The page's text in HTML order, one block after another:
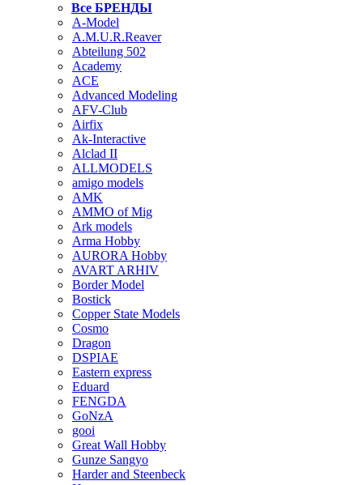
Все БРЕНДЫ
A-Model
A.M.U.R.Reaver
Abteilung 502
Academy
ACE
Advanced Modeling
AFV-Club
Airfix
Ak-Interactive
Alclad II
ALLMODELS
amigo models
AMK
AMMO of Mig
Ark models
Arma Hobby
AURORA Hobby
AVART ARHIV
Border Model
Bostick
Copper State Models
Cosmo
Dragon
DSPIAE
Eastern express
Eduard
FENGDA
GoNzA
gooi
Great Wall Hobby
Gunze Sangyo
Harder and Steenbeck